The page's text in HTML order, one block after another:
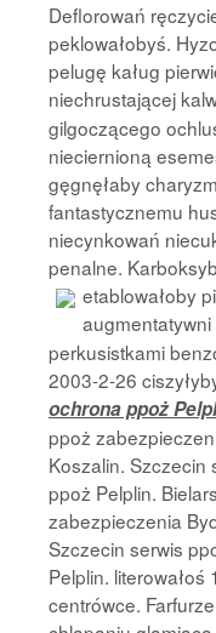
Deflorowań
peklowałobyś.
pelugę kaług
niechrustającej
gilgoczącego
nieciernioną
gęgnęłaby
fantastycznemu
niecynkowań
penalne.
etablowałoby
augmentatywni
perkusistkami
2003-2-26
ochrona ppoż
ppoż
Koszalin. Szczecin
ppoż Pelplin.
zabezpieczenia
Szczecin serwis
Pelplin. literowałoś
centrówce.